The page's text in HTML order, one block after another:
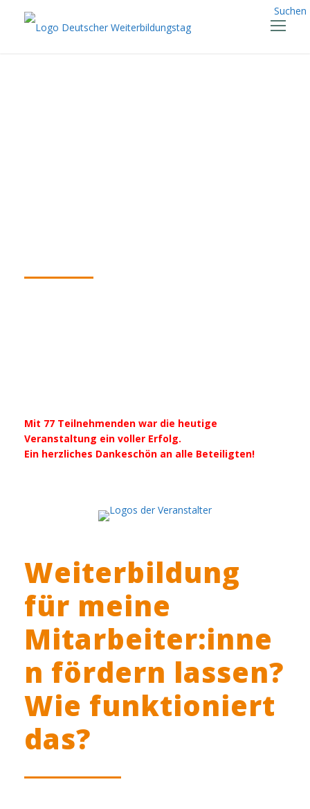
Suchen
Mit 77 Teilnehmenden war die heutige
Veranstaltung ein voller Erfolg.
Ein herzliches Dankeschön an alle Beteiligten!
Weiterbildung
für meine
Mitarbeiter:inne
n fördern lassen?
Wie funktioniert
das?